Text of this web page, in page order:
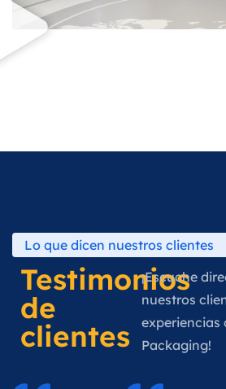
Lo que dicen nuestros clientes
Testimonios
de
clientes
¡Escuche
nuestros
experiencias
Packaging!